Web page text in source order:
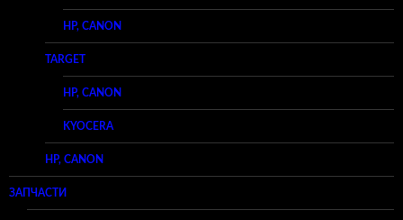
HP, CANON
TARGET
HP, CANON
KYOCERA
HP, CANON
ЗАПЧАСТИ